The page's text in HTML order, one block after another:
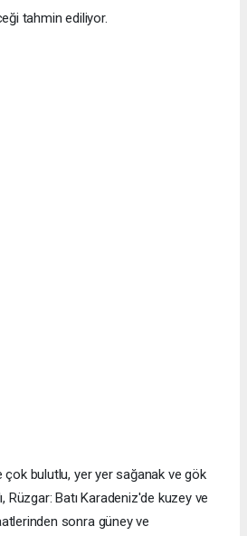
tahmin ediliyor.
çok bulutlu, yer yer sağanak ve gök
Rüzgar: Batı Karadeniz'de kuzey ve
sonra güney ve